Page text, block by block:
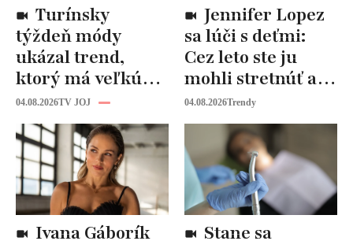
týždeň módy
ukázal trend,
ktorý má veľkú
budúcnosť: Počuli
ste už o tomto
materiáli?
04.08.2026TV JOJ
sa lúči s deťmi:
Cez leto ste ju
mohli stretnúť aj
vy!
04.08.2026Trendy